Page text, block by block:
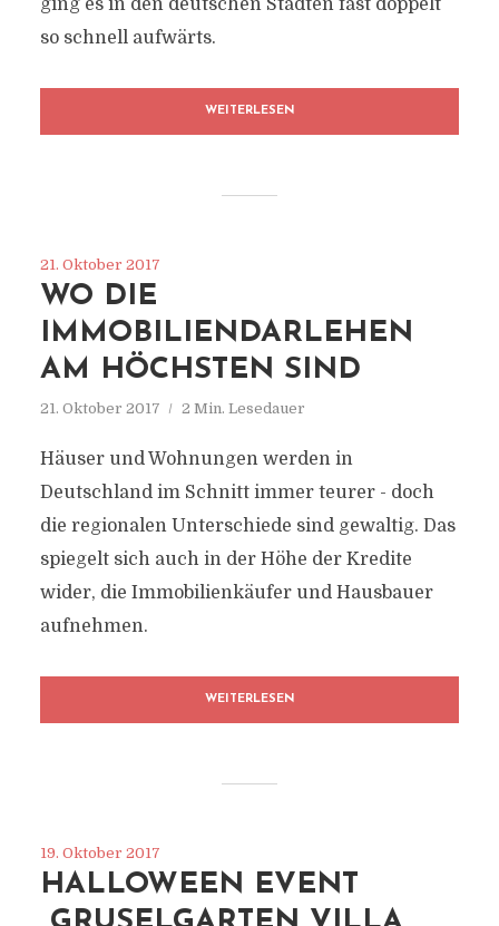
ging es in den deutschen Städten fast doppelt
so schnell aufwärts.
WEITERLESEN
21. Oktober 2017
WO DIE
IMMOBILIENDARLEHEN
AM HÖCHSTEN SIND
21. Oktober 2017 2 Min. Lesedauer
Häuser und Wohnungen werden in
Deutschland im Schnitt immer teurer - doch
die regionalen Unterschiede sind gewaltig. Das
spiegelt sich auch in der Höhe der Kredite
wider, die Immobilienkäufer und Hausbauer
aufnehmen.
WEITERLESEN
19. Oktober 2017
HALLOWEEN EVENT